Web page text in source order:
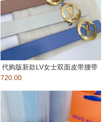
代购版新款LV女士双面皮带腰带
立体字母扣 原厂皮料，区别市
720.00